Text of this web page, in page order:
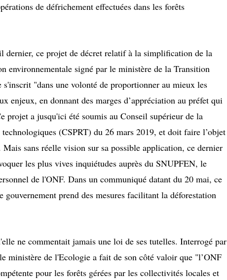
de défrichement effectuées dans les forêts
dernier, ce projet de décret relatif à la simplification de la
environnementale signé par le ministère de la Transition
"dans une volonté de proportionner au mieux les
enjeux, en donnant des marges d’appréciation au préfet qui
projet a jusqu'ici été soumis au Conseil supérieur de la
(CSPRT) du 26 mars 2019, et doit faire l’objet
Mais sans réelle vision sur sa possible application, ce dernier
les plus vives inquiétudes auprès du SNUPFEN, le
de l'ONF. Dans un communiqué datant du 20 mai, ce
gouvernement prend des mesures facilitant la déforestation
ne commentait jamais une loi de ses tutelles. Interrogé par
ministère de l'Ecologie a fait de son côté valoir que "l’ONF
pour les forêts gérées par les collectivités locales et